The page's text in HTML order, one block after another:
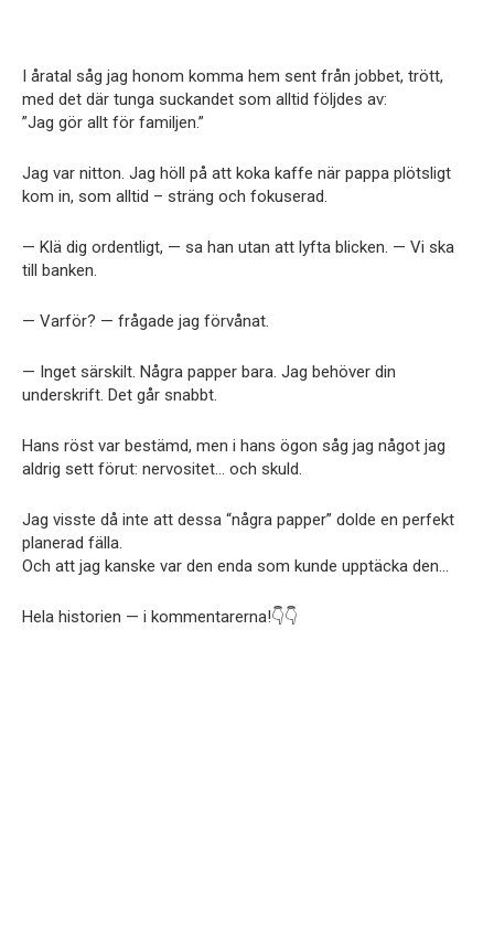
I åratal såg jag honom komma hem sent från jobbet, trött,
med det där tunga suckandet som alltid följdes av:
”Jag gör allt för familjen.”
Jag var nitton. Jag höll på att koka kaffe när pappa plötsligt
kom in, som alltid – sträng och fokuserad.
— Klä dig ordentligt, — sa han utan att lyfta blicken. — Vi ska
till banken.
— Varför? — frågade jag förvånat.
— Inget särskilt. Några papper bara. Jag behöver din
underskrift. Det går snabbt.
Hans röst var bestämd, men i hans ögon såg jag något jag
aldrig sett förut: nervositet… och skuld.
Jag visste då inte att dessa “några papper” dolde en perfekt
planerad fälla.
Och att jag kanske var den enda som kunde upptäcka den…
Hela historien — i kommentarerna!👇👇